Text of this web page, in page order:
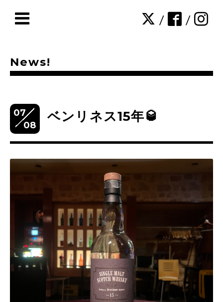
/ /
News!
07
08
ベンリネス15年🥃